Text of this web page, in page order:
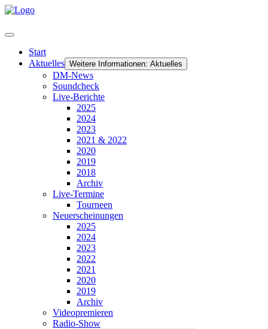
Start
Aktuelles Weitere Informationen: Aktuelles
DM-News
Soundcheck
Live-Berichte
2025
2024
2023
2021 & 2022
2020
2019
2018
Archiv
Live-Termine
Tourneen
Neuerscheinungen
2025
2024
2023
2022
2021
2020
2019
Archiv
Videopremieren
Radio-Show